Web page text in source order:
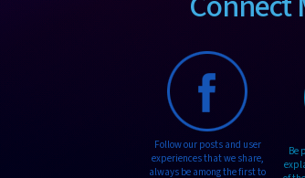
Follow our posts and user
experiences that we share,
always be among the first to
Be